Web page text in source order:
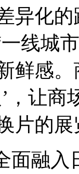
异化
线城
鲜感。
，让
片的展
面融